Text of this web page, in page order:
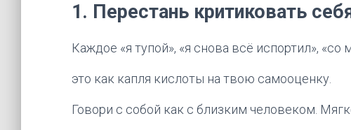
1. Перестань критиковать
Каждое «я тупой», «я снова всё испортил», «со
это как капля кислоты на твою самооценку.
Говори с собой как с близким человеком.